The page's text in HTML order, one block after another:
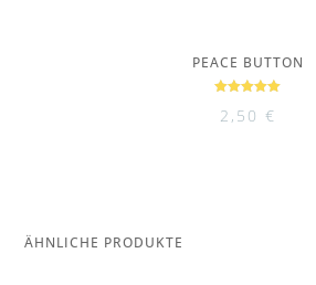
PEACE BUTTON
mit
2,50 €
ÄHNLICHE PRODUKTE